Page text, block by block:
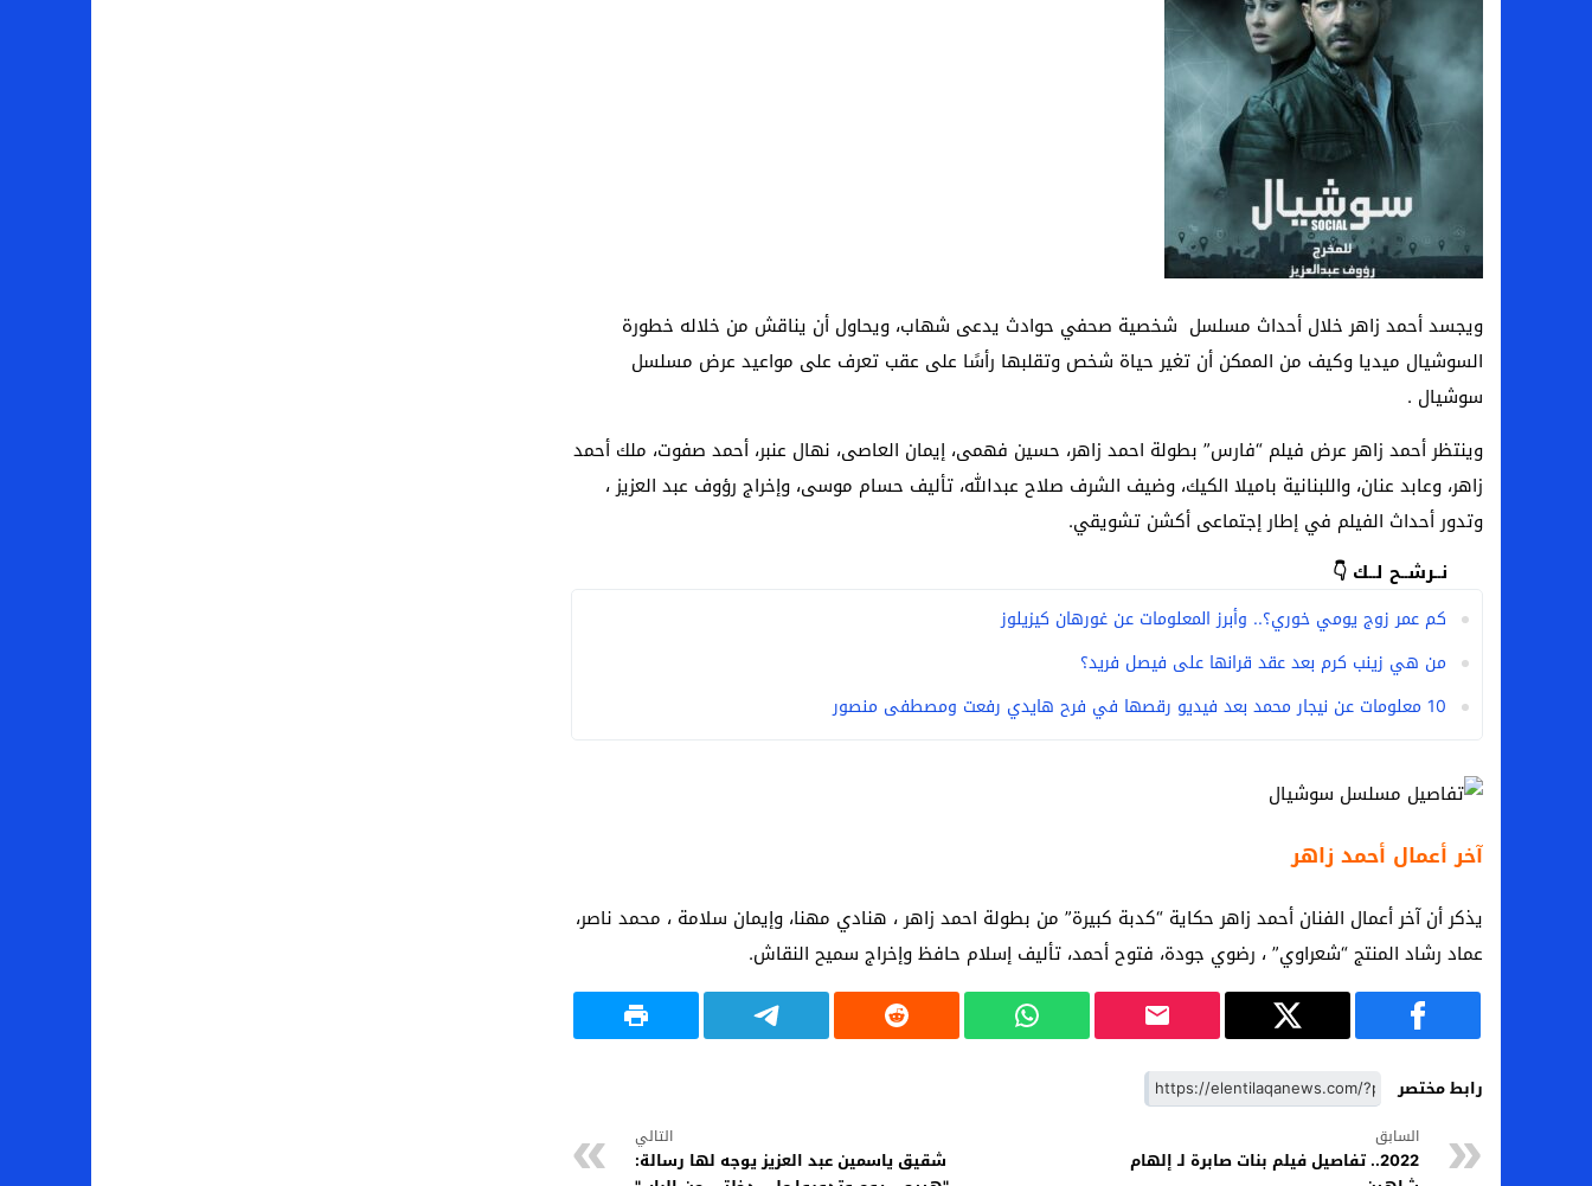
ويجسد أحمد زاهر خلال أحداث مسلسل شخصية صحفي حوادث يدعى شهاب، ويحاول أن يناقش من خلاله خطورة
السوشيال ميديا وكيف من الممكن أن تغير حياة شخص وتقلبها رأسًا على عقب تعرف على مواعيد عرض مسلسل
سوشيال .
وينتظر أحمد زاهر عرض فيلم “فارس” بطولة احمد زاهر، حسين فهمى، إيمان العاصى، نهال عنبر، أحمد صفوت، ملك أحمد
زاهر، وعابد عنان، واللبنانية باميلا الكيك، وضيف الشرف صلاح عبدالله، تأليف حسام موسى، وإخراج رؤوف عبد العزيز ،
وتدور أحداث الفيلم في إطار إجتماعى أكشن تشويقي.
نــرشــح لــك 👇
كم عمر زوج يومي خوري؟.. وأبرز المعلومات عن غورهان كيزيلوز
من هي زينب كرم بعد عقد قرانها على فيصل فريد؟
10 معلومات عن نيجار محمد بعد فيديو رقصها في فرح هايدي رفعت ومصطفى منصور
آخر أعمال أحمد زاهر
يذكر أن آخر أعمال الفنان أحمد زاهر حكاية “كدبة كبيرة” من بطولة احمد زاهر ، هنادي مهنا، وإيمان سلامة ، محمد ناصر،
عماد رشاد المنتج “شعراوي” ، رضوي جودة، فتوح أحمد، تأليف إسلام حافظ وإخراج سميح النقاش.
رابط مختصر
السابق
2022.. تفاصيل فيلم بنات صابرة لـ إلهام
التالي
شقيق ياسمين عبد العزيز يوجه لها رسالة: